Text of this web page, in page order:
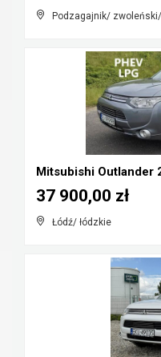
Podzagajnik/
Łódź/ łódzkie
37 900,00 zł